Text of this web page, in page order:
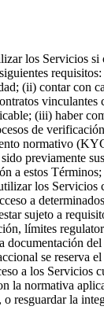
los Servicios si
(ii) contar con
vinculantes
(iii) haber
de
normativo
previamente
a estos
los Servicios
a
sujeto a
límites
documentación
se reserva el
a los Servicios
la normativa
resguardar la